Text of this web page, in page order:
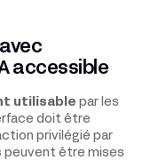
accessible
utilisable par les
doit être
privilégié par
peuvent être mises